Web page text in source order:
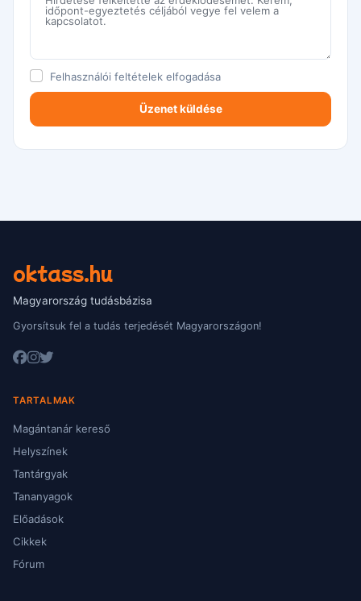
Felhasználói feltételek elfogadása
oktass.hu
Magyarország tudásbázisa
Gyorsítsuk fel a tudás terjedését Magyarországon!
TARTALMAK
Magántanár kereső
Helyszínek
Tantárgyak
Tananyagok
Előadások
Cikkek
Fórum